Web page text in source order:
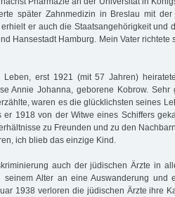
später Zahnmedizin in Breslau mit
er auch die Staatsangehörigkeit und
Hansestadt Hamburg. Mein Vater richtete
erst 1921 (mit 57 Jahren)
Annie Johanna, geborene Kobrow.
waren es die glücklichsten seines
er 1918 von der Witwe eines Schiffers
zu Freunden und zu den
ich blieb das einzige Kind.
auch der jüdischen Ärzte in
seinem Alter an eine Auswanderung und
1938 verloren die jüdischen Ärzte ihre